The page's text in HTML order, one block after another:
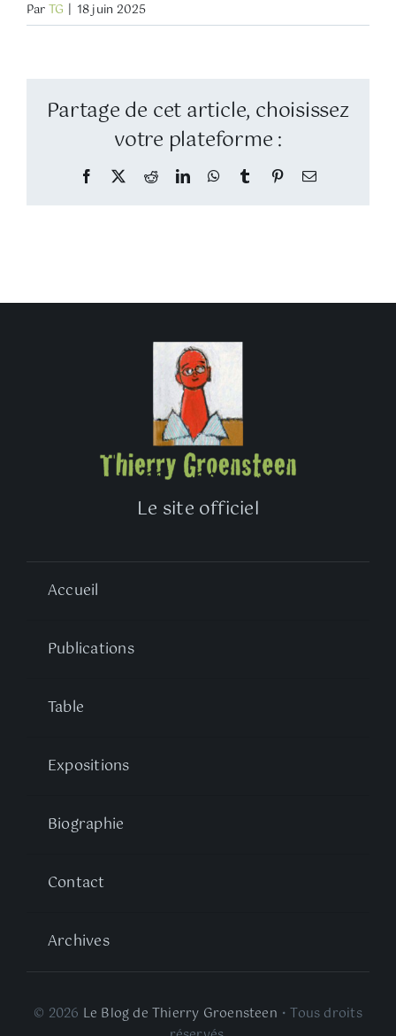
ParTG 18 juin 2025
Partage de cet article, choisissez
votre plateforme :
Facebook
TwitterRedditLinkedInWhatsApp
TumblrPinterestEmail
Le site officiel
Accueil
Publications
Table
Expositions
Biographie
Contact
Archives
© 2026 Le Blog de Thierry Groensteen • Tous droits